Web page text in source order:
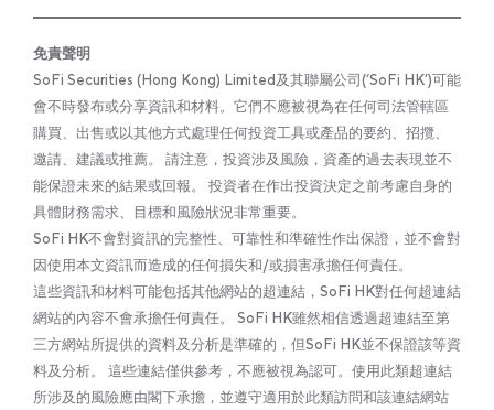
免責聲明
SoFi Securities (Hong Kong) Limited及其聯屬公司(‘SoFi HK’)可能
會不時發布或分享資訊和材料。它們不應被視為在任何司法管轄區
購買、出售或以其他方式處理任何投資工具或產品的要約、招攬、
邀請、建議或推薦。 請注意，投資涉及風險，資產的過去表現並不
能保證未來的結果或回報。 投資者在作出投資決定之前考慮自身的
具體財務需求、目標和風險狀況非常重要。
SoFi HK不會對資訊的完整性、可靠性和準確性作出保證，並不會對
因使用本文資訊而造成的任何損失和/或損害承擔任何責任。
這些資訊和材料可能包括其他網站的超連結，SoFi HK對任何超連結
網站的內容不會承擔任何責任。 SoFi HK雖然相信透過超連結至第
三方網站所提供的資料及分析是準確的，但SoFi HK並不保證該等資
料及分析。 這些連結僅供參考，不應被視為認可。使用此類超連結
所涉及的風險應由閣下承擔，並遵守適用於此類訪問和該連結網站